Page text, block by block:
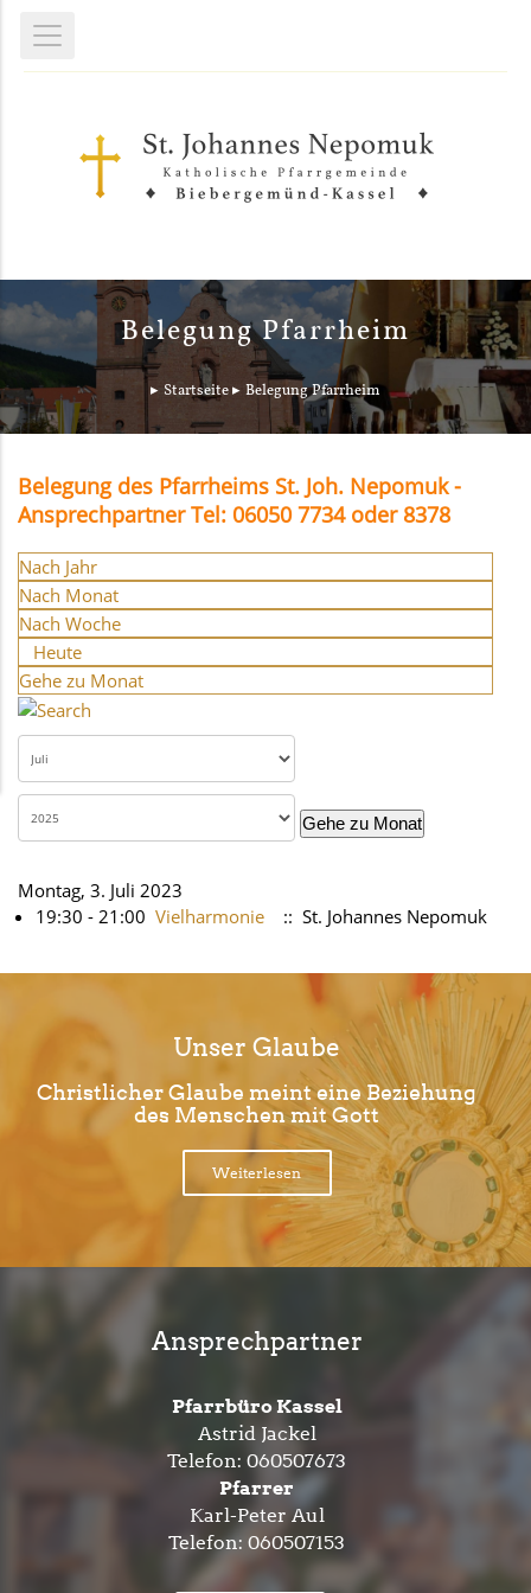
Belegung Pfarrheim
Startseite Belegung Pfarrheim
Belegung des Pfarrheims St. Joh. Nepomuk -
Ansprechpartner Tel: 06050 7734 oder 8378
Nach Jahr
Nach Monat
Nach Woche
Heute
Gehe zu Monat
Gehe zu Monat
Montag, 3. Juli 2023
19:30 - 21:00 Vielharmonie :: St. Johannes Nepomuk
Unser Glaube
Christlicher Glaube meint eine Beziehung
des Menschen mit Gott
Weiterlesen
Ansprechpartner
Pfarrbüro Kassel
Astrid Jackel
Telefon: 060507673
Pfarrer
Karl-Peter Aul
Telefon: 060507153